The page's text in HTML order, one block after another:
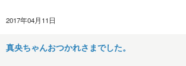
2017年04月11日
真央ちゃんおつかれさまでした。